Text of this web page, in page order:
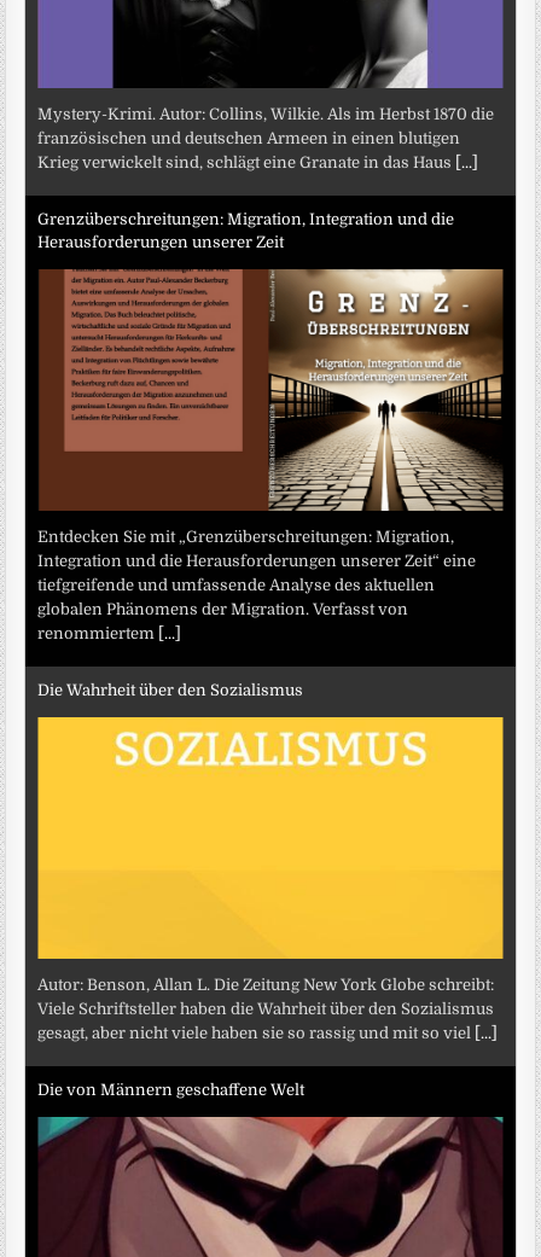
Mystery-Krimi. Autor: Collins, Wilkie. Als im Herbst 1870 die
französischen und deutschen Armeen in einen blutigen
Krieg verwickelt sind, schlägt eine Granate in das Haus [...]
Grenzüberschreitungen: Migration, Integration und die
Herausforderungen unserer Zeit
Entdecken Sie mit „Grenzüberschreitungen: Migration,
Integration und die Herausforderungen unserer Zeit“ eine
tiefgreifende und umfassende Analyse des aktuellen
globalen Phänomens der Migration. Verfasst von
renommiertem [...]
Die Wahrheit über den Sozialismus
Autor: Benson, Allan L. Die Zeitung New York Globe schreibt:
Viele Schriftsteller haben die Wahrheit über den Sozialismus
gesagt, aber nicht viele haben sie so rassig und mit so viel [...]
Die von Männern geschaffene Welt